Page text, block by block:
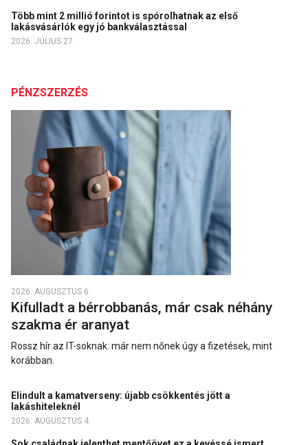
Több mint 2 millió forintot is spórolhatnak az első
lakásvásárlók egy jó bankválasztással
2026. JÚLIUS 27.
PÉNZSZERZÉS
2026. AUGUSZTUS 6.
Kifulladt a bérrobbanás, már csak néhány
szakma ér aranyat
Rossz hír az IT-soknak: már nem nőnek úgy a fizetések, mint
korábban.
Elindult a kamatverseny: újabb csökkentés jött a
lakáshiteleknél
2026. AUGUSZTUS 4.